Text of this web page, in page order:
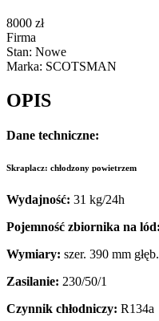
8000 zł
Firma
Stan: Nowe
Marka: SCOTSMAN
OPIS
Dane techniczne:
Skraplacz: chłodzony powietrzem
Wydajność: 31 kg/24h
Pojemność zbiornika na lód:
Wymiary: szer. 390 mm
Zasilanie: 230/50/1
Czynnik chłodniczy: R134a